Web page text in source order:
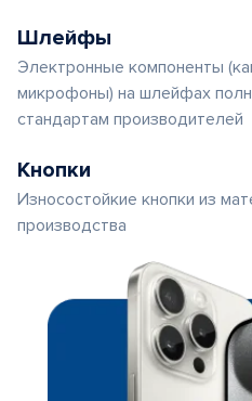
Шлейфы
Электронные компоненты
микрофоны) на шлейфах
стандартам производителей
Кнопки
Износостойкие кнопки из
производства